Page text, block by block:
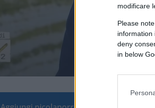
modificare
Please
information
deny
in below